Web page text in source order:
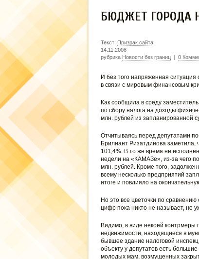
БЮДЖЕТ ГОРОДА
Текст: Призрак сайта
14.11.2008
рубрика Новости без границ | 0
И без того напряженная
в связи с мировым финансовым
Как сообщила в среду
по сбору налога на доходы
млн. рублей из запланированной
Отчитываясь перед депутатами
Брилиант Ризатдинова заметила,
101,4%. В то же время не
недели на «КАМАЗе», из-за чего
млн. рублей. Кроме того,
всему несколько предприятий
итоге и повлияло на
Но это все цветочки по
цифр пока никто не называет, но
Видимо, в виде некоей контрмеры
недвижимости, находящиеся в
бывшее здание налоговой
объекту у депутатов есть
молодых мам, возмущенных